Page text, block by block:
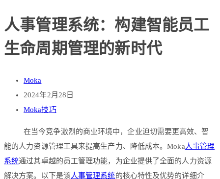
人事管理系统：构建智能员工
生命周期管理的新时代
Moka
2024年2月28日
Moka技巧
在当今竞争激烈的商业环境中，企业迫切需要更高效、智
能的人力资源管理工具来提高生产力、降低成本。Moka人事管理
系统通过其卓越的员工管理功能，为企业提供了全面的人力资源
解决方案。以下是该人事管理系统的核心特性及优势的详细介